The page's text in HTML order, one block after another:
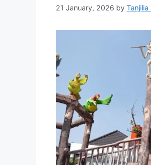
21 January, 2026 by Tanjilia